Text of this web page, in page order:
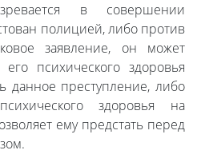
в совершении
полицией, либо против
заявление, он может
психического здоровья
данное преступление, либо
здоровья на
ему предстать перед